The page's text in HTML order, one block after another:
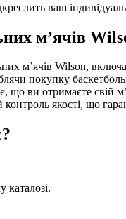
ваш
м’ячів
м’ячів Wilson,
покупку
що ви отримаєте свій
якості, що
каталозі.